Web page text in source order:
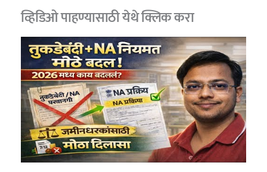
व्हिडिओ पाहण्यासाठीयेथे क्लिक करा